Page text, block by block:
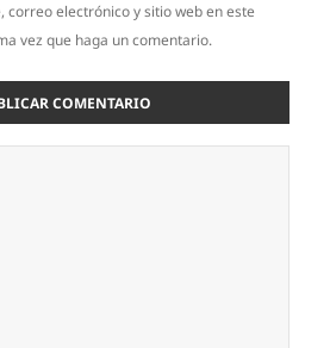
correo electrónico y sitio web en este
vez que haga un comentario.